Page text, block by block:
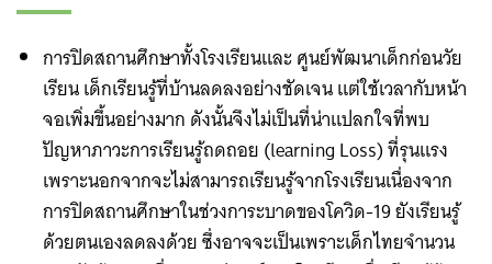
การปิดสถานศึกษาทั้งโรงเรียนและ ศูนย์พัฒนาเด็กก่อนวัย
เรียน เด็กเรียนรู้ที่บ้านลดลงอย่างชัดเจน แต่ใช้เวลากับหน้า
จอเพิ่มขึ้นอย่างมาก ดังนั้นจึงไม่เป็นที่น่าแปลกใจที่พบ
ปัญหาภาวะการเรียนรู้ถดถอย (learning Loss) ที่รุนแรง
เพราะนอกจากจะไม่สามารถเรียนรู้จากโรงเรียนเนื่องจาก
การปิดสถานศึกษาในช่วงการะบาดของโควิด-19 ยังเรียนรู้
ด้วยตนเองลดลงด้วย ซึ่งอาจจะเป็นเพราะเด็กไทยจำนวน